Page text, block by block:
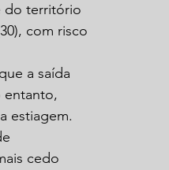
do território
com risco
a saída
entanto,
estiagem.
cedo